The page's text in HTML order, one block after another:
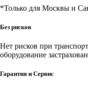
*Только для Москвы и
Без рисков
Нет рисков при
оборудование
Гарантия и Сервис